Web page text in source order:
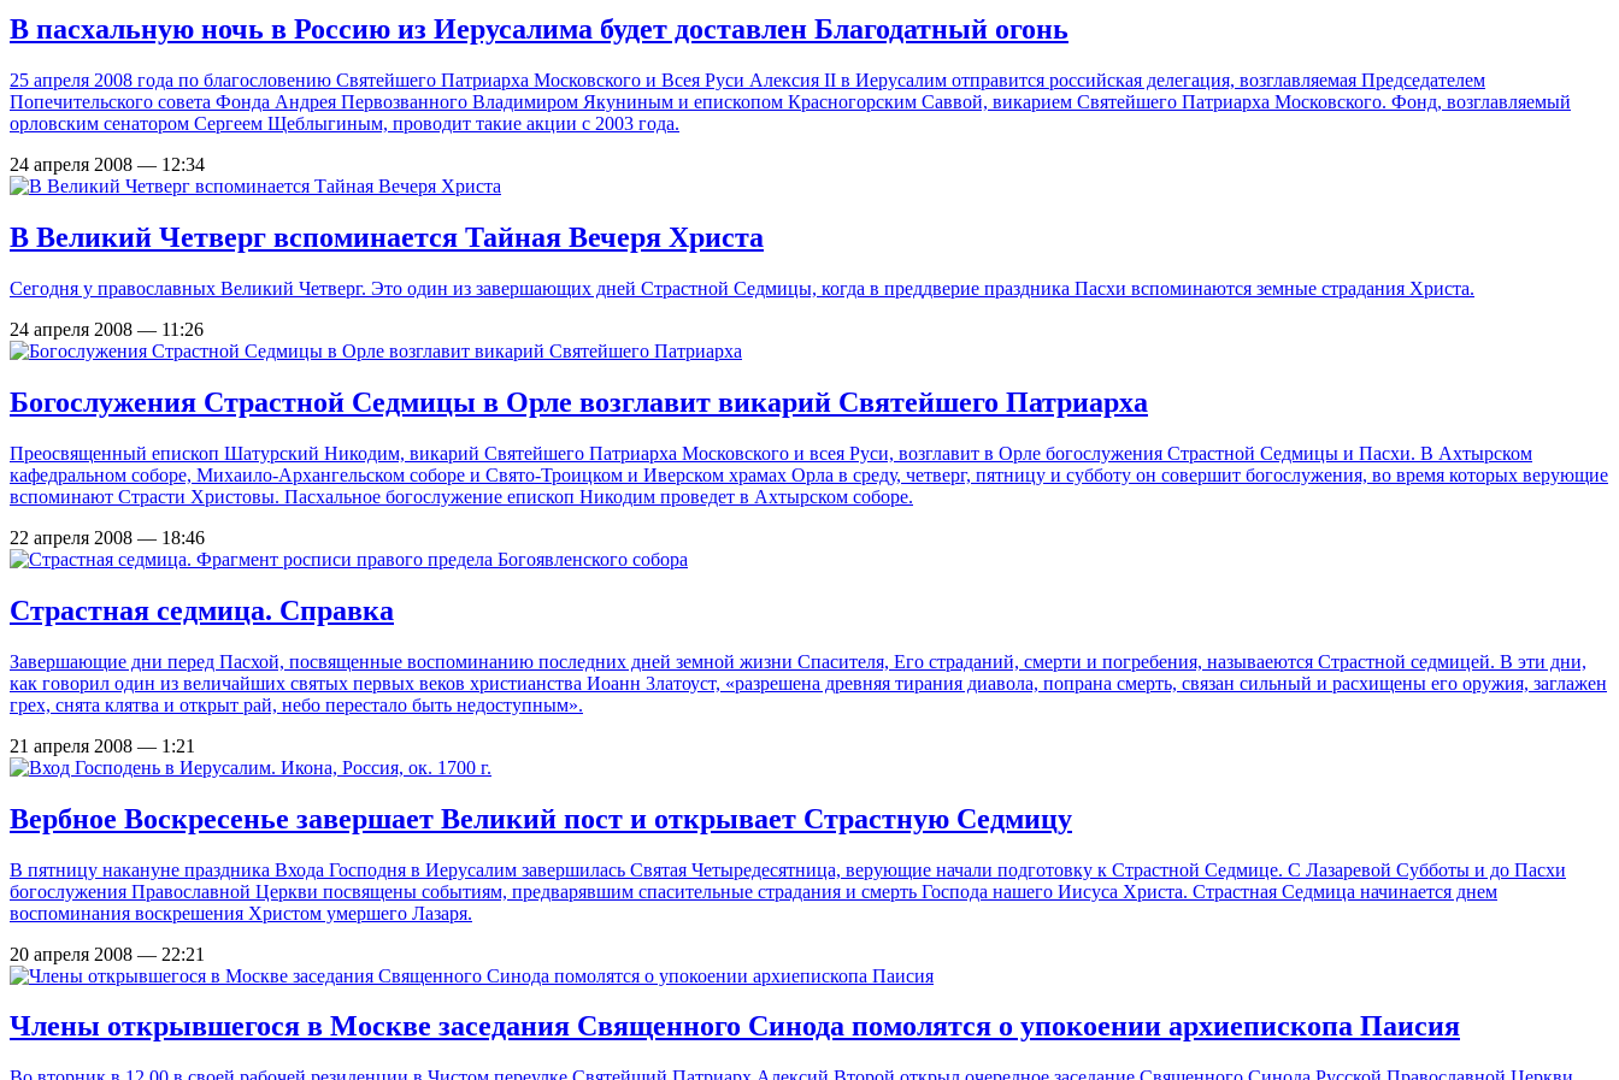
В пасхальную ночь в Россию из Иерусалима будет доставлен Благодатный огонь
25 апреля 2008 года по благословению Святейшего Патриарха Московского и Всея Руси Алексия II в Иерусалим отправится российская делегация, возглавляемая Председателем
Попечительского совета Фонда Андрея Первозванного Владимиром Якуниным и епископом Красногорским Саввой, викарием Святейшего Патриарха Московского. Фонд, возглавляемый
орловским сенатором Сергеем Щеблыгиным, проводит такие акции с 2003 года.
24 апреля 2008 — 12:34
В Великий Четверг вспоминается Тайная Вечеря Христа
Сегодня у православных Великий Четверг. Это один из завершающих дней Страстной Седмицы, когда в преддверие праздника Пасхи вспоминаются земные страдания Христа.
24 апреля 2008 — 11:26
Богослужения Страстной Cедмицы в Орле возглавит викарий Святейшего Патриарха
Преосвященный епископ Шатурский Никодим, викарий Святейшего Патриарха Московского и всея Руси, возглавит в Орле богослужения Страстной Cедмицы и Пасхи. В Ахтырском
кафедральном соборе, Михаило-Архангельском соборе и Свято-Троицком и Иверском храмах Орла в среду, четверг, пятницу и субботу он совершит богослужения, во время которых верующие
вспоминают Страсти Христовы. Пасхальное богослужение епископ Никодим проведет в Ахтырском соборе.
22 апреля 2008 — 18:46
Страстная седмица. Справка
Завершающие дни перед Пасхой, посвященные воспоминанию последних дней земной жизни Спасителя, Его страданий, смерти и погребения, называеются Страстной седмицей. В эти дни,
как говорил один из величайших святых первых веков христианства Иоанн 3латоуст, «разрешена древняя тирания диавола, попрана смерть, связан сильный и расхищены его оружия, заглажен
грех, снята клятва и открыт рай, небо перестало быть недоступным».
21 апреля 2008 — 1:21
Вербное Воскресенье завершает Великий пост и открывает Страстную Седмицу
В пятницу накануне праздника Входа Господня в Иерусалим завершилась Святая Четыредесятница, верующие начали подготовку к Страстной Седмице. С Лазаревой Субботы и до Пасхи
богослужения Православной Церкви посвящены событиям, предварявшим спасительные страдания и смерть Господа нашего Иисуса Христа. Страстная Седмица начинается днем
воспоминания воскрешения Христом умершего Лазаря.
20 апреля 2008 — 22:21
Члены открывшегося в Москве заседания Священного Синода помолятся о упокоении архиепископа Паисия